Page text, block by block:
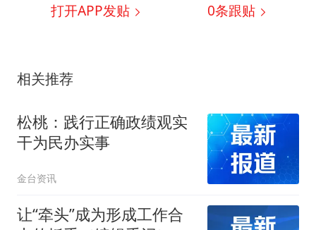
打开APP发贴 0条跟贴
相关推荐
松桃：践行正确政绩观实
干为民办实事
金台资讯
让“牵头”成为形成工作合